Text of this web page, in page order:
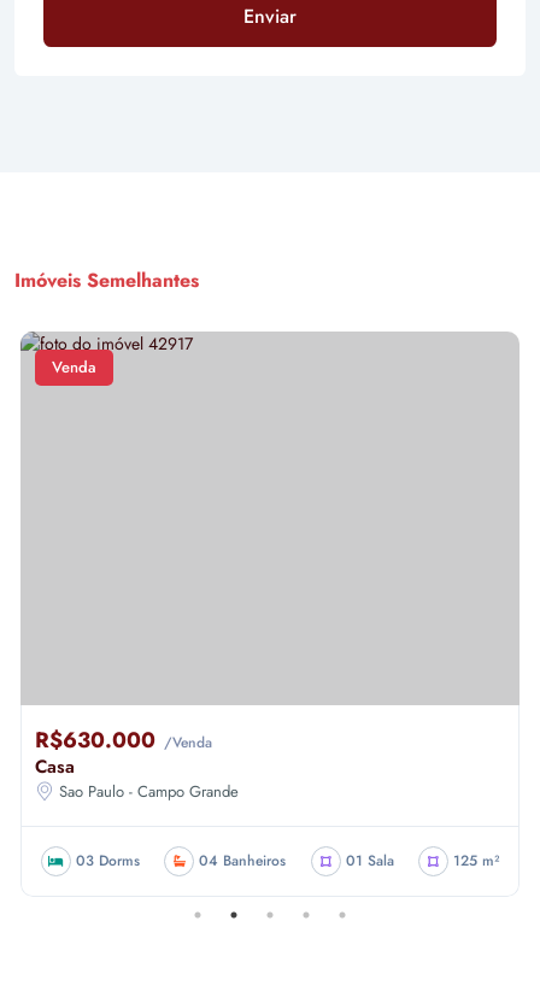
Enviar
Imóveis Semelhantes
Venda
R$630.000 /Venda
Casa
Sao Paulo - Campo Grande
03 Dorms 04 Banheiros 01 Sala 125 m²